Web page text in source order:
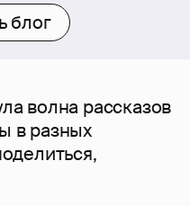
блог
волна рассказов
в разных